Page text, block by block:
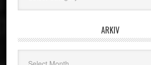
ARKIV